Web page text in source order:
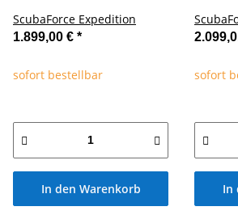
ScubaForce Expedition
1.899,00 € *
sofort bestellbar
In den Warenkorb
sofort
In